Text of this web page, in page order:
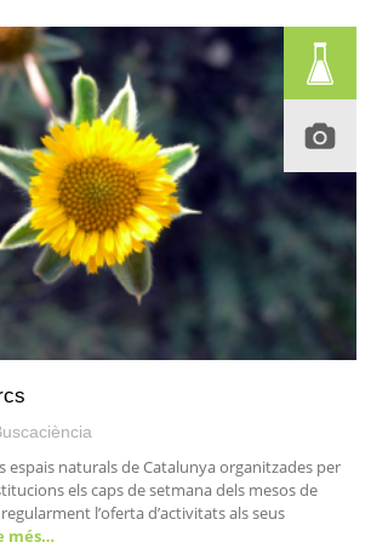
espais naturals de Catalunya organitzades per
els caps de setmana dels mesos de
l’oferta d’activitats als seus
més…